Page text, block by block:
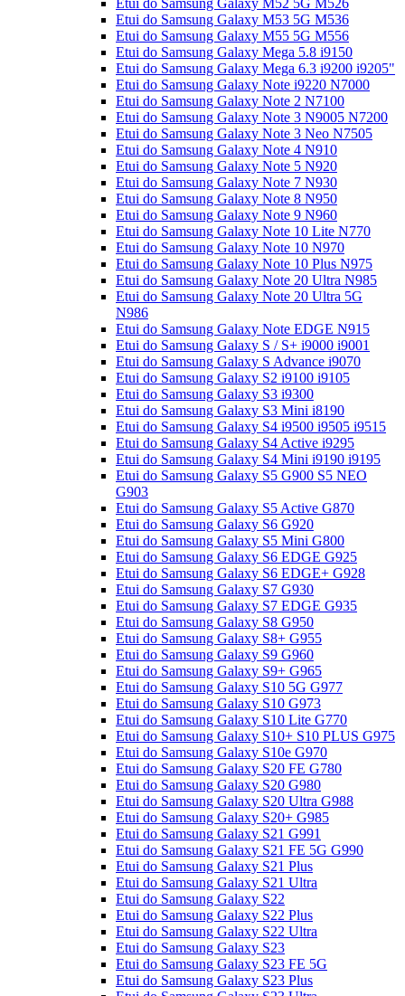
Etui do Samsung Galaxy M52 5G M526
Etui do Samsung Galaxy M53 5G M536
Etui do Samsung Galaxy M55 5G M556
Etui do Samsung Galaxy Mega 5.8 i9150
Etui do Samsung Galaxy Mega 6.3 i9200 i9205"
Etui do Samsung Galaxy Note i9220 N7000
Etui do Samsung Galaxy Note 2 N7100
Etui do Samsung Galaxy Note 3 N9005 N7200
Etui do Samsung Galaxy Note 3 Neo N7505
Etui do Samsung Galaxy Note 4 N910
Etui do Samsung Galaxy Note 5 N920
Etui do Samsung Galaxy Note 7 N930
Etui do Samsung Galaxy Note 8 N950
Etui do Samsung Galaxy Note 9 N960
Etui do Samsung Galaxy Note 10 Lite N770
Etui do Samsung Galaxy Note 10 N970
Etui do Samsung Galaxy Note 10 Plus N975
Etui do Samsung Galaxy Note 20 Ultra N985
Etui do Samsung Galaxy Note 20 Ultra 5G
N986
Etui do Samsung Galaxy Note EDGE N915
Etui do Samsung Galaxy S / S+ i9000 i9001
Etui do Samsung Galaxy S Advance i9070
Etui do Samsung Galaxy S2 i9100 i9105
Etui do Samsung Galaxy S3 i9300
Etui do Samsung Galaxy S3 Mini i8190
Etui do Samsung Galaxy S4 i9500 i9505 i9515
Etui do Samsung Galaxy S4 Active i9295
Etui do Samsung Galaxy S4 Mini i9190 i9195
Etui do Samsung Galaxy S5 G900 S5 NEO
G903
Etui do Samsung Galaxy S5 Active G870
Etui do Samsung Galaxy S6 G920
Etui do Samsung Galaxy S5 Mini G800
Etui do Samsung Galaxy S6 EDGE G925
Etui do Samsung Galaxy S6 EDGE+ G928
Etui do Samsung Galaxy S7 G930
Etui do Samsung Galaxy S7 EDGE G935
Etui do Samsung Galaxy S8 G950
Etui do Samsung Galaxy S8+ G955
Etui do Samsung Galaxy S9 G960
Etui do Samsung Galaxy S9+ G965
Etui do Samsung Galaxy S10 5G G977
Etui do Samsung Galaxy S10 G973
Etui do Samsung Galaxy S10 Lite G770
Etui do Samsung Galaxy S10+ S10 PLUS G975
Etui do Samsung Galaxy S10e G970
Etui do Samsung Galaxy S20 FE G780
Etui do Samsung Galaxy S20 G980
Etui do Samsung Galaxy S20 Ultra G988
Etui do Samsung Galaxy S20+ G985
Etui do Samsung Galaxy S21 G991
Etui do Samsung Galaxy S21 FE 5G G990
Etui do Samsung Galaxy S21 Plus
Etui do Samsung Galaxy S21 Ultra
Etui do Samsung Galaxy S22
Etui do Samsung Galaxy S22 Plus
Etui do Samsung Galaxy S22 Ultra
Etui do Samsung Galaxy S23
Etui do Samsung Galaxy S23 FE 5G
Etui do Samsung Galaxy S23 Plus